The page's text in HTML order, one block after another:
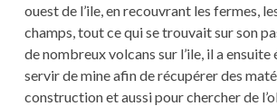
ouest de l’ile, en recouvrant les fermes,
champs, tout ce qui se trouvait sur son
de nombreux volcans sur l’ile, il a
servir de mine afin de récupérer des
construction et aussi pour chercher de